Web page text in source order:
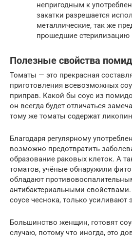
непригодным к
закатки разрешается
металлические, так же
прошедшие стерилизацию
Полезные свойства
Томаты — это прекрасная
приготовления всевозможных
приправ. Какой бы соус из
он всегда будет отличаться
тому же томаты содержат
Благодаря регулярному
возможно предотвратить
образование раковых клеток. А
томатов, учёные обнаружили
обладают
антибактериальными свойствами.
соусе чеснока, только усиливают
Большинство женщин, готовят
случаю, потому что иногда, это